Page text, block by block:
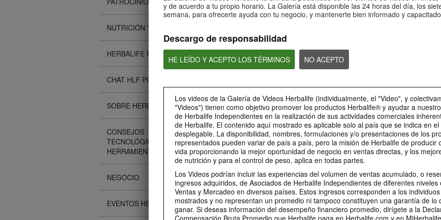
y de acuerdo a tu propio horario. La Galería está disponible las 24 horas del día, los
semana, para ofrecerte ayuda con tu negocio, y mantenerte bien informado y
Descargo de responsabilidad
HE LEÍDO Y ACEPTO LOS TÉRMINOS NO ACEPTO
Los videos de la Galería de Videos Herbalife (individualmente, el "Video", y
"Videos") tienen como objetivo promover los productos Herbalife® y ayudar a
de Herbalife Independientes en la realización de sus actividades comerciales
de Herbalife. El contenido aquí mostrado es aplicable solo al país que se indica en el
desplegable. La disponibilidad, nombres, formulaciones y/o presentaciones de los
representados pueden variar de país a país, pero la misión de Herbalife de producir
vida proporcionando la mejor oportunidad de negocio en ventas directas, y los
de nutrición y para el control de peso, aplica en todas partes.
Los Videos podrían incluir las experiencias del volumen de ventas acumulado, o
ingresos adquiridos, de Asociados de Herbalife Independientes de diferentes niveles
Ventas y Mercadeo en diversos países. Estos ingresos corresponden a los
mostrados y no representan un promedio ni tampoco constituyen una garantía de lo
ganar. Si deseas información del desempeño financiero promedio, dirígete a la
Compensación Bruta Promedio que Herbalife paga en Herbalife.com y en
NUTRICIÓN Y CIENCIA
HERBALIFE FITNESS
CHAT HLF PODCAST
SOBRE HERBALIFE
CONSEJOS
TECNOLÓGICOS Y
HERRAMIENTAS
NEGOCIO
EVENTOS HERBALIFE
Bioniq GO: 5
¿Es Bioniq GO adecuado para
personas que siguen un régimen
sobre Bioniq GO: 4
¿Es Bioniq GO compatible con
otros productos de Herbalife?
sobre Bioniq
¿Qué hace diferente
GO de un
0:30
Preguntas frecuentes sobre
¿Para quién es Bioniq GO?
personal
Descubre más sobre este
suplemento personalizado
Energy 3
1:36
Preguntas frecuentes sobre
Life I/O Activate Energy 1
Preguntas frecuentes
sobre Life I/O Helio 3
¿Qué son las cetonas D-BHB y
cuál es su función?
Preguntas
sobre Life I/O
¿En qué se
Helio de otros
Herbalife de
MARCA Y PATROCINIOS
0:22
LA Galaxy & sus productos
Los jugadores del LA Galaxy
hablan sobre sus productos
favoritos de Herbalife.
La relación entre Herbalife
y el LA Galaxy
Herbalife es mucho más que un
nombre en la camiseta del LA
Galaxy.
Herbalife es #1.
Desbloquea la mejor
mismo. Vive tu mejor